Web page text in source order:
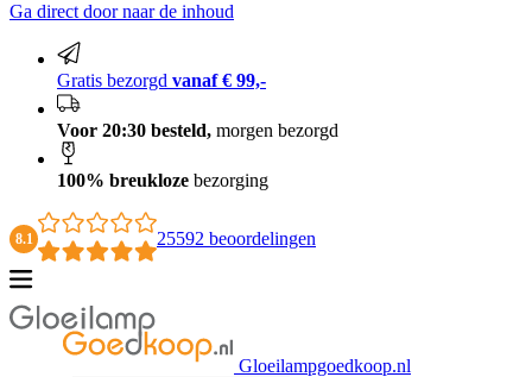
100% breukloze bezorging
Ga direct door naar de inhoud
Gratis bezorgd vanaf € 99,-
Voor 20:30 besteld, morgen bezorgd
100% breukloze bezorging
8.1 25592 beoordelingen
Gloeilampgoedkoop.nl